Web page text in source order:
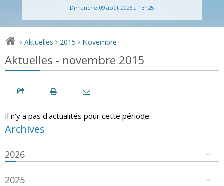
Dimanche 09 août 2026 à 13h25
> Aktuelles > 2015 > Novembre
Aktuelles - novembre 2015
Il n'y a pas d'actualités pour cette période.
Archives
2026
2025